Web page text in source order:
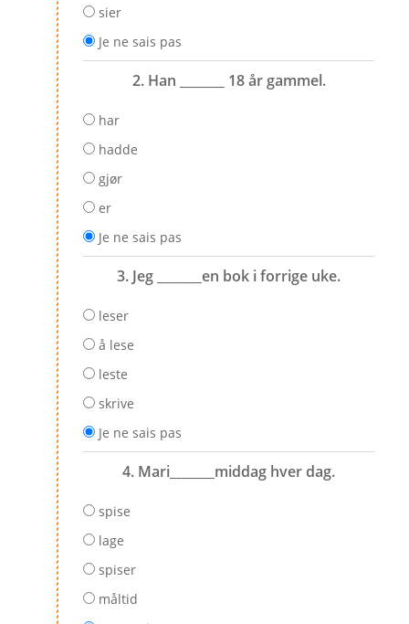
sier
Je ne sais pas
2. Han _______ 18 år gammel.
har
hadde
gjør
er
Je ne sais pas
3. Jeg _______en bok i forrige uke.
leser
å lese
leste
skrive
Je ne sais pas
4. Mari_______middag hver dag.
spise
lage
spiser
måltid